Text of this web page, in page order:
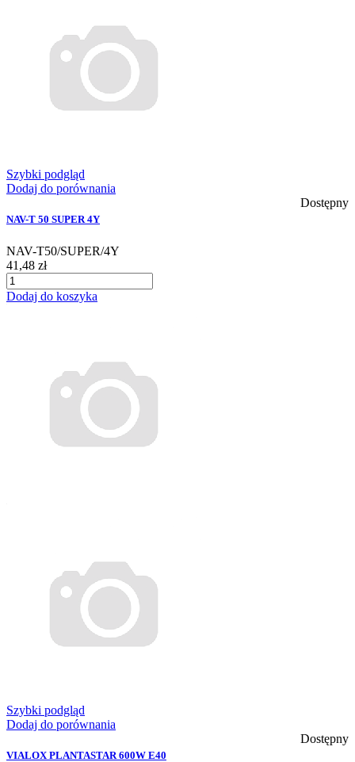
Szybki podgląd
Dodaj do porównania
Dostępny
NAV-T 50 SUPER 4Y
NAV-T50/SUPER/4Y
41,48 zł
Dodaj do koszyka
Szybki podgląd
Dodaj do porównania
Dostępny
VIALOX PLANTASTAR 600W E40